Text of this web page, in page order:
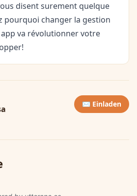
disent surement quelque
pourquoi changer la gestion
app va révolutionner votre
✉️ Einladen